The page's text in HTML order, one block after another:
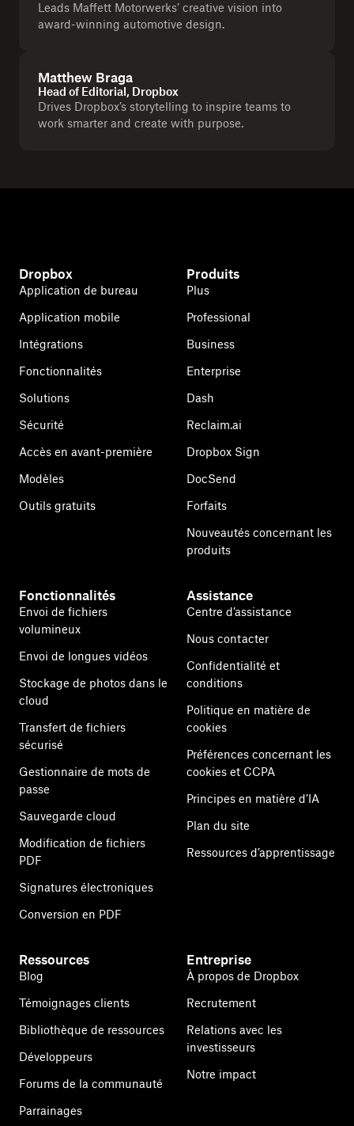
Leads Maffett Motorwerks’ creative vision into
award-winning automotive design.
Matthew Braga
Head of Editorial, Dropbox
Drives Dropbox’s storytelling to inspire teams to
work smarter and create with purpose.
Dropbox
Application de bureau
Application mobile
Intégrations
Fonctionnalités
Solutions
Sécurité
Accès en avant-première
Modèles
Outils gratuits
Produits
Plus
Professional
Business
Enterprise
Dash
Reclaim.ai
Dropbox Sign
DocSend
Forfaits
Nouveautés concernant les
produits
Fonctionnalités
Envoi de fichiers
volumineux
Envoi de longues vidéos
Stockage de photos dans le
cloud
Transfert de fichiers
sécurisé
Gestionnaire de mots de
passe
Sauvegarde cloud
Modification de fichiers
PDF
Signatures électroniques
Conversion en PDF
Assistance
Centre d’assistance
Nous contacter
Confidentialité et
conditions
Politique en matière de
cookies
Préférences concernant les
cookies et CCPA
Principes en matière d’IA
Plan du site
Ressources d’apprentissage
Ressources
Blog
Témoignages clients
Bibliothèque de ressources
Développeurs
Forums de la communauté
Parrainages
Entreprise
À propos de Dropbox
Recrutement
Relations avec les
investisseurs
Notre impact